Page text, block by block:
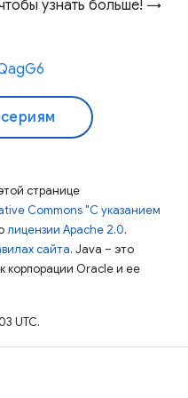
узнать больше! →
странице
Commons "С указанием
лицензии Apache 2.0.
сайта. Java – это
корпорации Oracle и ее
UTC.